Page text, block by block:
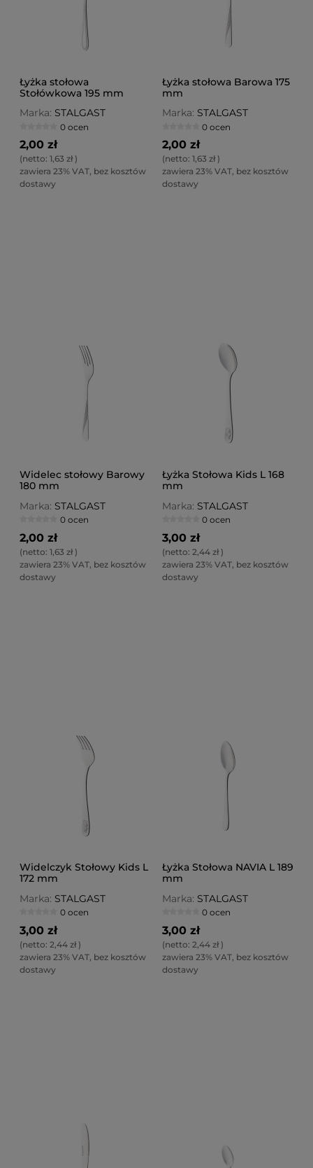
Łyżka stołowa
Stołówkowa 195 mm
Marka: STALGAST
0 ocen
2,00 zł
(netto: 1,63 zł)
zawiera 23% VAT, bez kosztów
dostawy
Łyżka stołowa Barowa 175
mm
Marka: STALGAST
0 ocen
2,00 zł
(netto: 1,63 zł)
zawiera 23% VAT, bez kosztów
dostawy
Widelec stołowy Barowy
180 mm
Marka: STALGAST
0 ocen
2,00 zł
(netto: 1,63 zł)
zawiera 23% VAT, bez kosztów
dostawy
Łyżka Stołowa Kids L 168
mm
Marka: STALGAST
0 ocen
3,00 zł
(netto: 2,44 zł)
zawiera 23% VAT, bez kosztów
dostawy
Widelczyk Stołowy Kids L
172 mm
Marka: STALGAST
0 ocen
3,00 zł
(netto: 2,44 zł)
zawiera 23% VAT, bez kosztów
dostawy
Łyżka Stołowa NAVIA L 189
mm
Marka: STALGAST
0 ocen
3,00 zł
(netto: 2,44 zł)
zawiera 23% VAT, bez kosztów
dostawy